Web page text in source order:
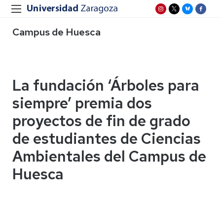
Campus de Huesca
La fundación ‘Árboles para
siempre’ premia dos
proyectos de fin de grado
de estudiantes de Ciencias
Ambientales del Campus de
Huesca